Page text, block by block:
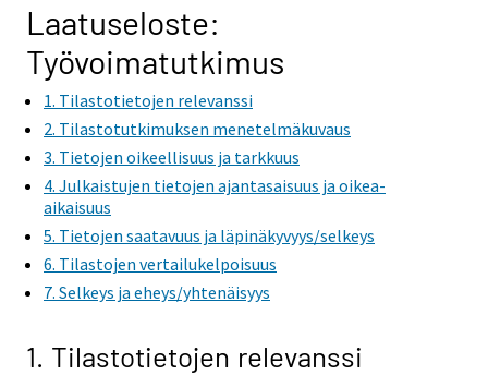
Laatuseloste:
Työvoimatutkimus
1. Tilastotietojen relevanssi
2. Tilastotutkimuksen menetelmäkuvaus
3. Tietojen oikeellisuus ja tarkkuus
4. Julkaistujen tietojen ajantasaisuus ja oikea-
aikaisuus
5. Tietojen saatavuus ja läpinäkyvyys/selkeys
6. Tilastojen vertailukelpoisuus
7. Selkeys ja eheys/yhtenäisyys
1. Tilastotietojen relevanssi